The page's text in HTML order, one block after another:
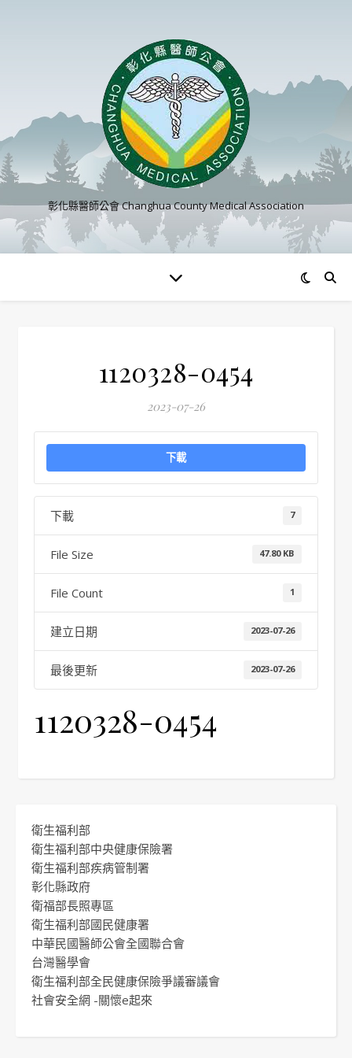
彰化縣醫師公會 Changhua County Medical Association
1120328-0454
2023-07-26
下載
下載 7
File Size 47.80 KB
File Count 1
建立日期 2023-07-26
最後更新 2023-07-26
1120328-0454
衛生福利部
衛生福利部中央健康保險署
衛生福利部疾病管制署
彰化縣政府
衛福部長照專區
衛生福利部國民健康署
中華民國醫師公會全國聯合會
台灣醫學會
衛生福利部全民健康保險爭議審議會
社會安全網 -關懷e起來